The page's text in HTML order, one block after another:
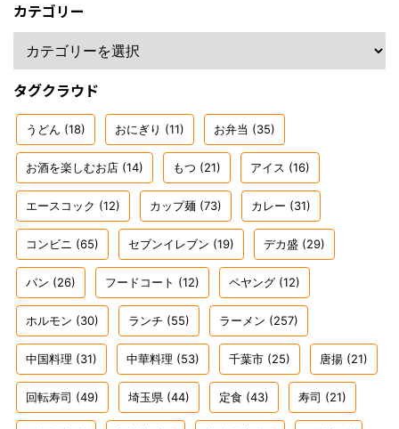
カテゴリー
タグクラウド
うどん (18) おにぎり (11) お弁当 (35)
お酒を楽しむお店 (14) もつ (21) アイス (16)
エースコック (12) カップ麺 (73) カレー (31)
コンビニ (65) セブンイレブン (19) デカ盛 (29)
パン (26) フードコート (12) ペヤング (12)
ホルモン (30) ランチ (55) ラーメン (257)
中国料理 (31) 中華料理 (53) 千葉市 (25) 唐揚 (21)
回転寿司 (49) 埼玉県 (44) 定食 (43) 寿司 (21)